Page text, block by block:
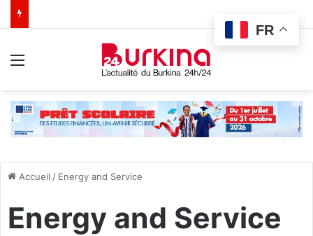
Accueil / Energy and Service
Energy and Service
FR